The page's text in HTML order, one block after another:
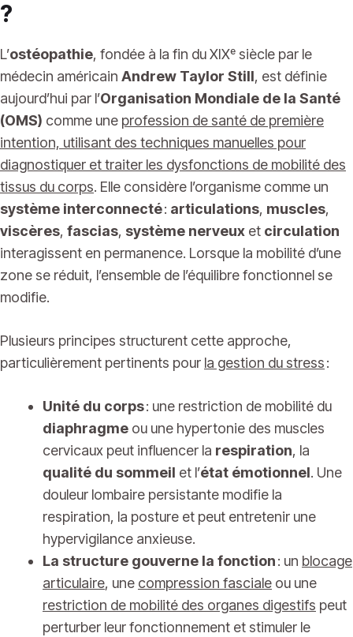
?
L’ostéopathie, fondée à la fin du XIXᵉ siècle par le
médecin américain Andrew Taylor Still, est définie
aujourd’hui par l’Organisation Mondiale de la Santé
(OMS) comme une profession de santé de première
intention, utilisant des techniques manuelles pour
diagnostiquer et traiter les dysfonctions de mobilité des
tissus du corps. Elle considère l’organisme comme un
système interconnecté: articulations, muscles,
viscères, fascias, système nerveux et circulation
interagissent en permanence. Lorsque la mobilité d’une
zone se réduit, l’ensemble de l’équilibre fonctionnel se
modifie.
Plusieurs principes structurent cette approche,
particulièrement pertinents pour la gestion du stress:
Unité du corps: une restriction de mobilité du
diaphragme ou une hypertonie des muscles
cervicaux peut influencer la respiration, la
qualité du sommeil et l’état émotionnel. Une
douleur lombaire persistante modifie la
respiration, la posture et peut entretenir une
hypervigilance anxieuse.
La structure gouverne la fonction: un blocage
articulaire, une compression fasciale ou une
restriction de mobilité des organes digestifs peut
perturber leur fonctionnement et stimuler le